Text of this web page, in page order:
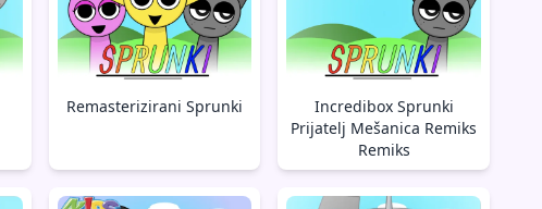
Remasterizirani Sprunki
Incredibox Sprunki
Prijatelj Mešanica Remiks
Remiks